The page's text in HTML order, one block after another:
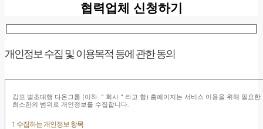
협력업체 신청하기
개인정보 수집 및 이용목적 등에 관한 동의
김포 벌초대행 다온그룹 (이하 ＂회사＂라고 함) 홈페이지는 서비스 이용을 위해 필요한
최소한의 범위로 개인정보를 수집합니다.
1. 수집하는 개인정보 항목